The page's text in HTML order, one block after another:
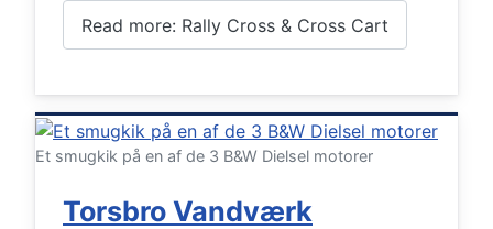
Read more: Rally Cross & Cross Cart
Et smugkik på en af de 3 B&W Dielsel motorer
Torsbro Vandværk